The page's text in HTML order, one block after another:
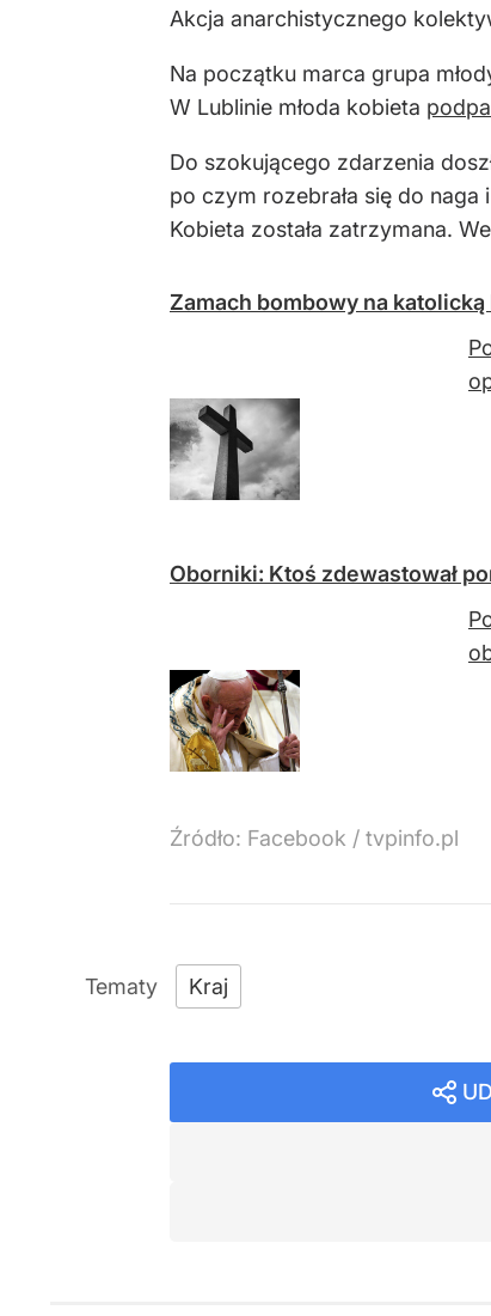
Akcja anarchistycznego
Na początku marca grupa
W Lublinie młoda kobieta
Do szokującego zdarzenia
po czym rozebrała się do
Kobieta została zatrzymana.
Zamach bombowy na
Oborniki: Ktoś zdewastował
Źródło: Facebook / tvpinfo.pl
Kraj